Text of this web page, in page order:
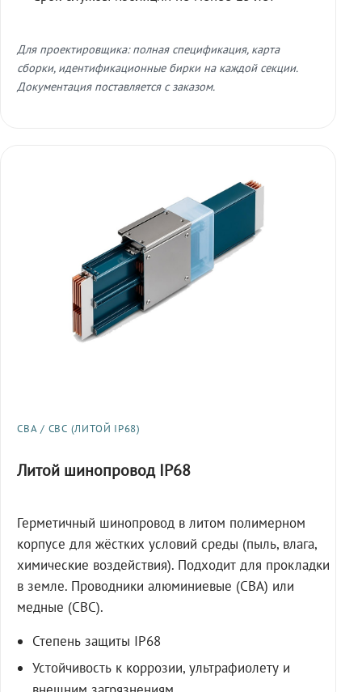
Для проектировщика: полная спецификация, карта
сборки, идентификационные бирки на каждой секции.
Документация поставляется с заказом.
СВА / СВС (ЛИТОЙ IP68)
Литой шинопровод IP68
Герметичный шинопровод в литом полимерном
корпусе для жёстких условий среды (пыль, влага,
химические воздействия). Подходит для прокладки
в земле. Проводники алюминиевые (СВА) или
медные (СВС).
Степень защиты IP68
Устойчивость к коррозии, ультрафиолету и